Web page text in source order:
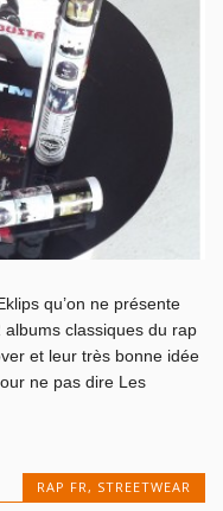
qu’on ne présente
classiques du rap
et leur très bonne idée
ne pas dire Les
RAP FR, STREETWEAR